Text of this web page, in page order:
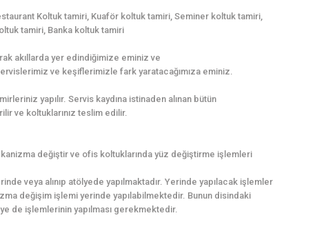
Koltuk tamiri, Kuaför koltuk tamiri, Seminer koltuk tamiri,
tamiri, Banka koltuk tamiri
akıllarda yer edindiğimize eminiz ve
ve keşiflerimizle fark yaratacağımıza eminiz.
yapılır. Servis kaydına istinaden alınan bütün
ve koltuklarınız teslim edilir.
değiştir ve ofis koltuklarında yüz değiştirme işlemleri
veya alınıp atölyede yapılmaktadır. Yerinde yapılacak işlemler
değişim işlemi yerinde yapılabilmektedir. Bunun disindaki
de işlemlerinin yapılması gerekmektedir.